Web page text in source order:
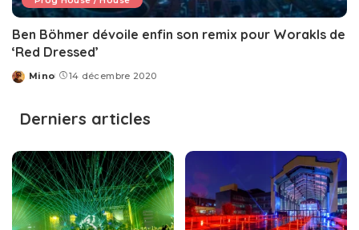
Ben Böhmer dévoile enfin son remix pour Worakls de
‘Red Dressed’
Posted
Mino 14 décembre 2020
Derniers articles